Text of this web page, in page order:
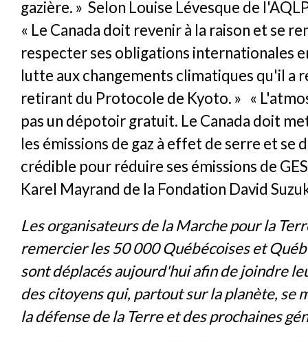
gazière. » Selon Louise Lévesque de
« Le Canada doit revenir à la raison et se
respecter ses obligations internationales
lutte aux changements climatiques qu'il a
retirant du Protocole de Kyoto. » «
pas un dépotoir gratuit. Le Canada doit
les émissions de gaz à effet de serre et se
crédible pour réduire ses émissions de
Karel Mayrand de la Fondation David
Les organisateurs de la Marche pour la
remercier les 50 000 Québécoises et
sont déplacés aujourd'hui afin de joindre
des citoyens qui, partout sur la planète, se
la défense de la Terre et des prochaines